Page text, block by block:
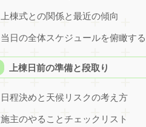
上棟式との関係と最近の傾向
当日の全体スケジュールを俯瞰する
上棟日前の準備と段取り
日程決めと天候リスクの考え方
施主のやることチェックリスト